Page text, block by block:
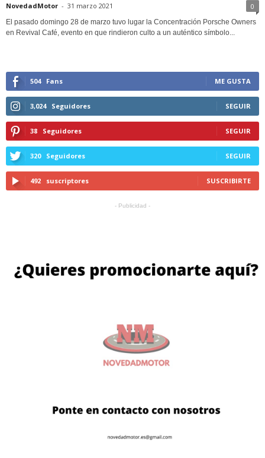
NovedadMotor - 31 marzo 2021 0
El pasado domingo 28 de marzo tuvo lugar la Concentración Porsche Owners
en Revival Café, evento en que rindieron culto a un auténtico símbolo...
504 Fans ME GUSTA
3,024 Seguidores SEGUIR
38 Seguidores SEGUIR
320 Seguidores SEGUIR
492 suscriptores SUSCRIBIRTE
- Publicidad -